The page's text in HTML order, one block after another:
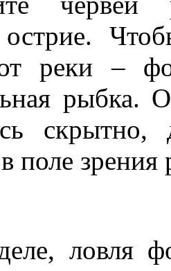
реки –
рыбка.
скрытно,
поле
ловля